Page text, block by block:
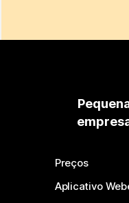
Preços
Aplicativo